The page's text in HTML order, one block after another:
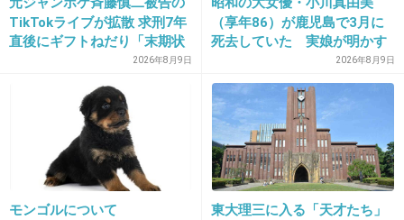
>>1
犯人は瞼を縫い付けてるの？
3件の返信
+168
TikTokライブが拡散 求刑7年
直後にギフトねだり「末期状
2026年8月9日
（享年86）が鹿児島で3月に
死去していた 実娘が明かす
「毒母」の素顔と空白の晩年
2026年8月9日
モンゴルについて
東大理三に入る「天才たち」